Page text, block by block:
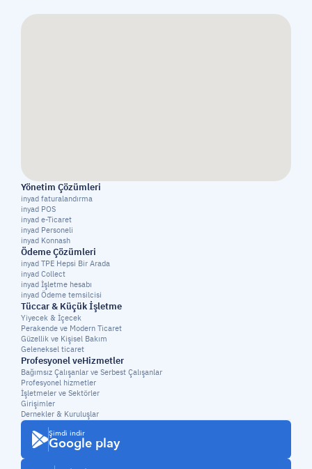
Yönetim Çözümleri
inyad faturalandırma
inyad POS
inyad e-Ticaret
inyad Personeli
inyad Konnash
Ödeme Çözümleri
inyad TPE Hepsi Bir Arada
inyad Collect
inyad İşletme hesabı
inyad Ödeme temsilcisi
Tüccar & Küçük İşletme
Yiyecek & İçecek
Perakende ve Modern Ticaret
Güzellik ve Kişisel Bakım
Geleneksel ticaret
Profesyonel veHizmetler
Bağımsız Çalışanlar ve Serbest Çalışanlar
Profesyonel hizmetler
İşletmeler ve Sektörler
Girişimler
Dernekler & Kuruluşlar
Şimdi indir
Google play